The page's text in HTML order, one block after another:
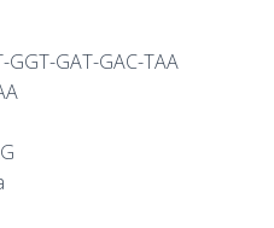
GGT-GAT-GAC-TAA